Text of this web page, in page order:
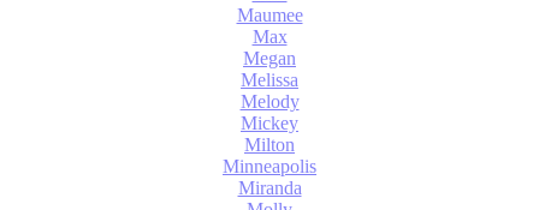
Maumee
Max
Megan
Melissa
Melody
Mickey
Milton
Minneapolis
Miranda